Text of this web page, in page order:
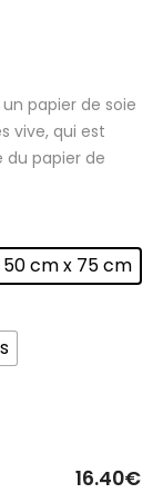
papier de soie
vive, qui est
du papier de
50 cm x 75 cm
16.40€